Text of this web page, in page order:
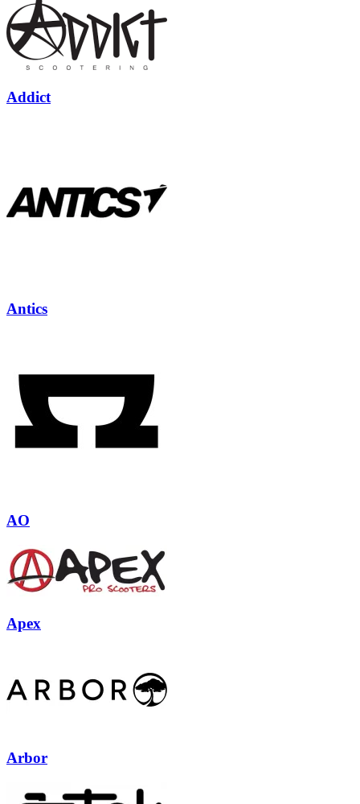
Addict
Antics
AO
Apex
Arbor